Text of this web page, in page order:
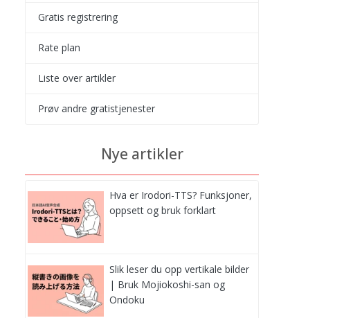
Gratis registrering
Rate plan
Liste over artikler
Prøv andre gratistjenester
Nye artikler
Hva er Irodori-TTS? Funksjoner,
oppsett og bruk forklart
Slik leser du opp vertikale bilder
| Bruk Mojiokoshi-san og
Ondoku